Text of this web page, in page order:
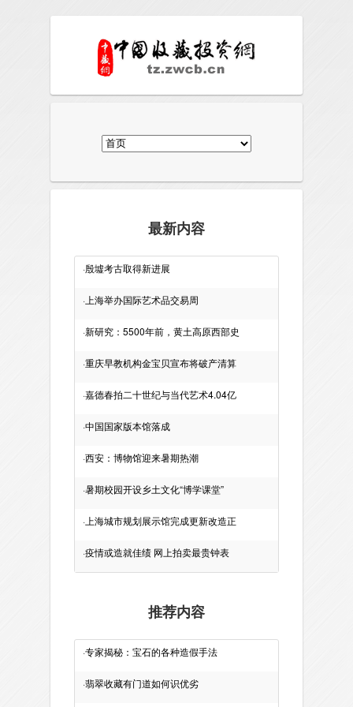
最新内容
·殷墟考古取得新进展
· 上海举办国际艺术品交易周
·新研究：5500年前，黄土高原西部史
·重庆早教机构金宝贝宣布将破产清算
·嘉德春拍二十世纪与当代艺术4.04亿
·中国国家版本馆落成
·西安：博物馆迎来暑期热潮
·暑期校园开设乡土文化“博学课堂”
· 上海城市规划展示馆完成更新改造正
·疫情或造就佳绩 网上拍卖最贵钟表
推荐内容
·专家揭秘：宝石的各种造假手法
·翡翠收藏有门道如何识优劣